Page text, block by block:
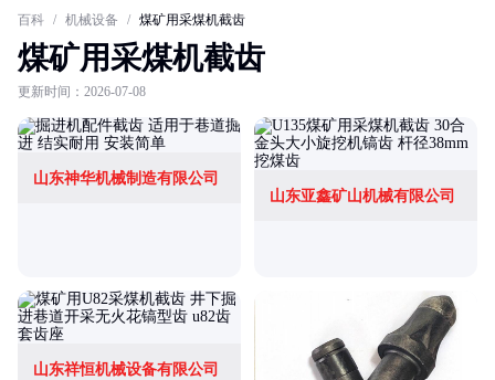
百科 / 机械设备 / 煤矿用采煤机截齿
煤矿用采煤机截齿
更新时间：2026-07-08
山东神华机械制造有限公司
山东亚鑫矿山机械有限公司
山东祥恒机械设备有限公司